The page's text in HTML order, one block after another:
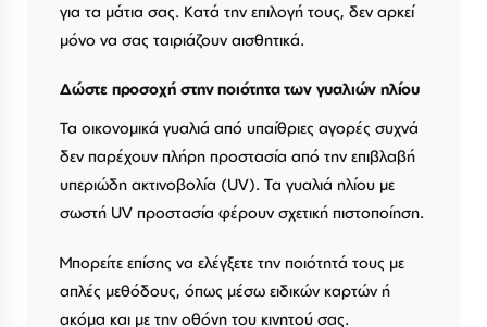
για τα μάτια σας. Κατά την επιλογή τους, δεν αρκεί
μόνο να σας ταιριάζουν αισθητικά.
Δώστε προσοχή στην ποιότητα των γυαλιών ηλίου
Τα οικονομικά γυαλιά από υπαίθριες αγορές συχνά
δεν παρέχουν πλήρη προστασία από την επιβλαβή
υπεριώδη ακτινοβολία (UV). Τα γυαλιά ηλίου με
σωστή UV προστασία φέρουν σχετική πιστοποίηση.
Μπορείτε επίσης να ελέγξετε την ποιότητά τους με
απλές μεθόδους, όπως μέσω ειδικών καρτών ή
ακόμα και με την οθόνη του κινητού σας.